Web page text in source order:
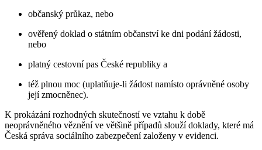
občanský průkaz, nebo
ověřený doklad o státním občanství ke dni podání žádosti,
nebo
platný cestovní pas České republiky a
též plnou moc (uplatňuje-li žádost namísto oprávněné osoby
její zmocněnec).
K prokázání rozhodných skutečností ve vztahu k době
neoprávněného věznění ve většině případů slouží doklady, které má
Česká správa sociálního zabezpečení založeny v evidenci.